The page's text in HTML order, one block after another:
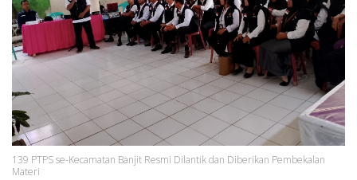
139 PTPS se-Kecamatan Banjit Resmi Dilantik dan Diberikan Pembekalan
Materi